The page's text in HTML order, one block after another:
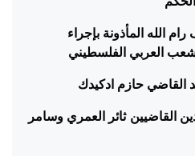
الله المأذونة بإجراء
العربي الفلسطيني
القاضي حازم ادكيدك
ثائر العمري وسامر